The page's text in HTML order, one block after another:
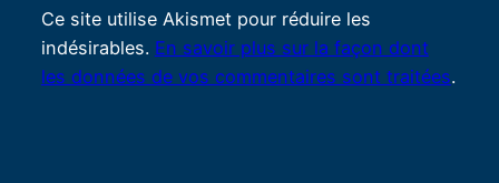
Ce site utilise Akismet pour réduire les
indésirables. En savoir plus sur la façon dont
les données de vos commentaires sont traitées.